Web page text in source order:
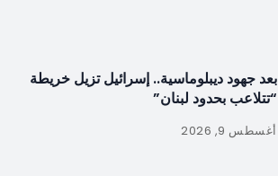
بعد جهود ديبلوماسية.. إسرائيل تزيل خريطة
“تتلاعب بحدود لبنان”
أغسطس 9, 2026